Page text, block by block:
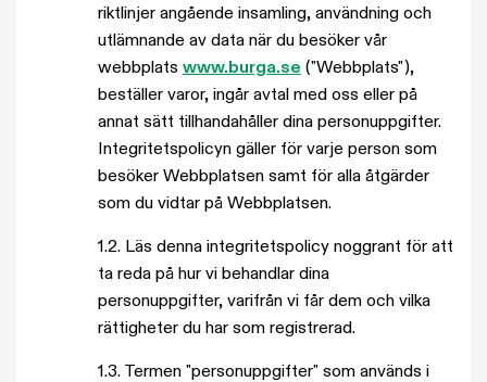
riktlinjer angående insamling, användning och
utlämnande av data när du besöker vår
webbplats www.burga.se ("Webbplats"),
beställer varor, ingår avtal med oss eller på
annat sätt tillhandahåller dina personuppgifter.
Integritetspolicyn gäller för varje person som
besöker Webbplatsen samt för alla åtgärder
som du vidtar på Webbplatsen.
1.2. Läs denna integritetspolicy noggrant för att
ta reda på hur vi behandlar dina
personuppgifter, varifrån vi får dem och vilka
rättigheter du har som registrerad.
1.3. Termen "personuppgifter" som används i